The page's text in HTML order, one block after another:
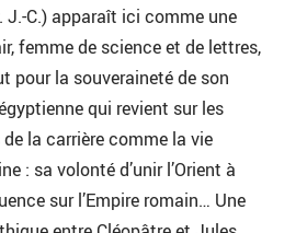
J.-C.) apparaît ici comme une
femme de science et de lettres,
pour la souveraineté de son
qui revient sur les
la carrière comme la vie
: sa volonté d’unir l’Orient à
sur l’Empire romain… Une